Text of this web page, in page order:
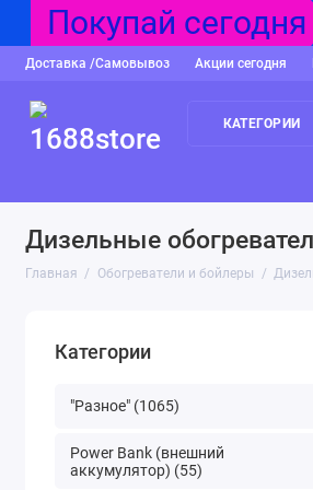
Покупай сегодня
Доставка /Самовывоз Акции сегодня
КАТЕГОРИИ
Дизельные
Главная Обогреватели и бойлеры
Категории
"Разное" (1065)
Power Bank (внешний
аккумулятор) (55)